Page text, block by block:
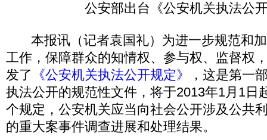
公安部出台《公安机关执法公
本报讯（记者袁国礼）为进一步规范和加
工作，保障群众的知情权、参与权、监督权
发了 《公安机关执法公开规定》
，这是第一
执法公开的规范性文件，将于2013年1月1日
个规定，公安机关应当向社会公开涉及公共
的重大案事件调查进展和处理结果。